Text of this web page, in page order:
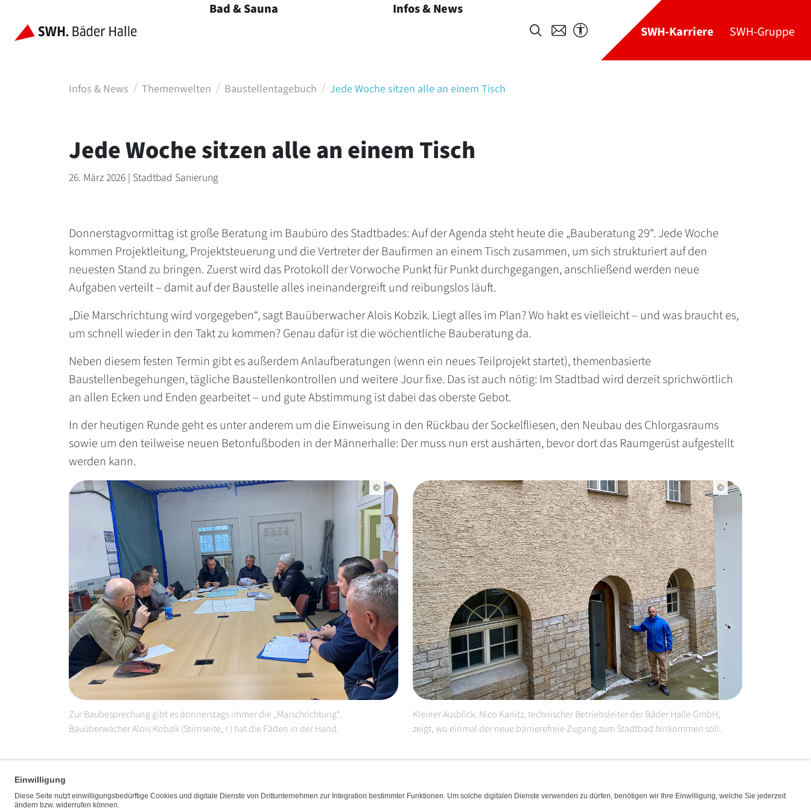
Bad & Sauna Infos & News
SWH-Karriere SWH-Gruppe
Infos & News Themenwelten Baustellentagebuch Jede Woche sitzen alle an einem Tisch
Jede Woche sitzen alle an einem Tisch
26. März 2026 | Stadtbad Sanierung
Donnerstagvormittag ist große Beratung im Baubüro des Stadtbades: Auf der Agenda steht heute die „Bauberatung 29“. Jede Woche
kommen Projektleitung, Projektsteuerung und die Vertreter der Baufirmen an einem Tisch zusammen, um sich strukturiert auf den
neuesten Stand zu bringen. Zuerst wird das Protokoll der Vorwoche Punkt für Punkt durchgegangen, anschließend werden neue
Aufgaben verteilt – damit auf der Baustelle alles ineinandergreift und reibungslos läuft.
„Die Marschrichtung wird vorgegeben“, sagt Bauüberwacher Alois Kobzik. Liegt alles im Plan? Wo hakt es vielleicht – und was braucht es,
um schnell wieder in den Takt zu kommen? Genau dafür ist die wöchentliche Bauberatung da.
Neben diesem festen Termin gibt es außerdem Anlaufberatungen (wenn ein neues Teilprojekt startet), themenbasierte
Baustellenbegehungen, tägliche Baustellenkontrollen und weitere Jour fixe. Das ist auch nötig: Im Stadtbad wird derzeit sprichwörtlich
an allen Ecken und Enden gearbeitet – und gute Abstimmung ist dabei das oberste Gebot.
In der heutigen Runde geht es unter anderem um die Einweisung in den Rückbau der Sockelfliesen, den Neubau des Chlorgasraums
sowie um den teilweise neuen Betonfußboden in der Männerhalle: Der muss nun erst aushärten, bevor dort das Raumgerüst aufgestellt
werden kann.
Zur Baubesprechung gibt es donnerstags immer die „Marschrichtung“.
Bauüberwacher Alois Kobzik (Stirnseite, r.) hat die Fäden in der Hand.
Kleiner Ausblick: Nico Kanitz, technischer Betriebsleiter der Bäder Halle GmbH,
zeigt, wo einmal der neue barrierefreie Zugang zum Stadtbad hinkommen soll.
Fußbereich der Seite